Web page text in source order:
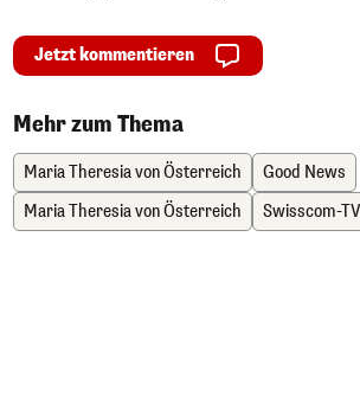
Jetzt kommentieren
Mehr zum Thema
Maria Theresia von Österreich
Good News
Maria Theresia von Österreich
Swisscom-TV